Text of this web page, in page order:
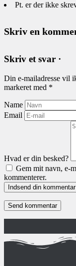
Pt. er der ikke
Skriv en
Skriv et svar ·
Din e-mailadresse vil
markeret med *
Name
Email
Hvad er din besked?
Gem mit navn, e-
kommenterer.
Indsend din kommentar